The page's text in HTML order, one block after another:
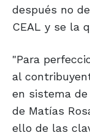
después no
CEAL y se la
"Para
al
en sistema
de Matías
ello de las